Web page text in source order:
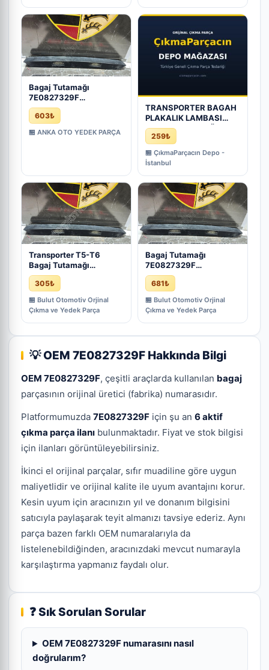
Bagaj Tutamağı
7E0827329F
7H0827329B
7H0827329E
Transporter T5-T6 -
Çıkma İzmir
603₺
🏪 ANKA OTO YEDEK PARÇA
TRANSPORTER BAGAH
PLAKALIK LAMBASI
7E0827329F ÇAĞRI
OTO |
259₺
🏪 ÇıkmaParçacın Depo -
İstanbul
Transporter T5-T6
Bagaj Tutamağı
7E0827329F
7H0827329B
7H0827329E | ÇIKMA
PARÇA
305₺
🏪 Bulut Otomotiv Orjinal
Çıkma ve Yedek Parça
Bagaj Tutamağı
7E0827329F
7H0827329B
7H0827329E
Transporter T5-T6 |
ÇIKMA PARÇA
681₺
🏪 Bulut Otomotiv Orjinal
Çıkma ve Yedek Parça
💡 OEM 7E0827329F Hakkında Bilgi
OEM 7E0827329F, çeşitli araçlarda kullanılan bagaj
parçasının orijinal üretici (fabrika) numarasıdır.
Platformumuzda 7E0827329F için şu an 6 aktif
çıkma parça ilanı bulunmaktadır. Fiyat ve stok bilgisi
için ilanları görüntüleyebilirsiniz.
İkinci el orijinal parçalar, sıfır muadiline göre uygun
maliyetlidir ve orijinal kalite ile uyum avantajını korur.
Kesin uyum için aracınızın yıl ve donanım bilgisini
satıcıyla paylaşarak teyit almanızı tavsiye ederiz. Aynı
parça bazen farklı OEM numaralarıyla da
listelenebildiğinden, aracınızdaki mevcut numarayla
karşılaştırma yapmanız faydalı olur.
❓ Sık Sorulan Sorular
OEM 7E0827329F numarasını nasıl
doğrularım?